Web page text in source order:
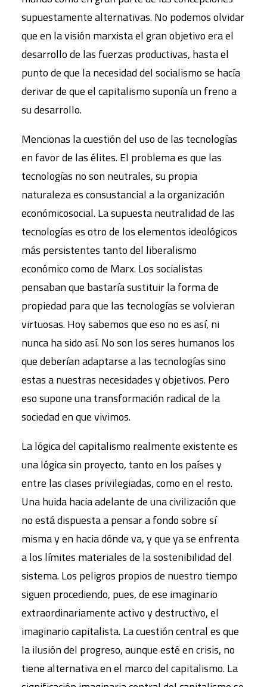
supuestamente alternativas. No podemos olvidar
que en la visión marxista el gran objetivo era el
desarrollo de las fuerzas productivas, hasta el
punto de que la necesidad del socialismo se hacía
derivar de que el capitalismo suponía un freno a
su desarrollo.
Mencionas la cuestión del uso de las tecnologías
en favor de las élites. El problema es que las
tecnologías no son neutrales, su propia
naturaleza es consustancial a la organización
económicosocial. La supuesta neutralidad de las
tecnologías es otro de los elementos ideológicos
más persistentes tanto del liberalismo
económico como de Marx. Los socialistas
pensaban que bastaría sustituir la forma de
propiedad para que las tecnologías se volvieran
virtuosas. Hoy sabemos que eso no es así, ni
nunca ha sido así. No son los seres humanos los
que deberían adaptarse a las tecnologías sino
estas a nuestras necesidades y objetivos. Pero
eso supone una transformación radical de la
sociedad en que vivimos.
La lógica del capitalismo realmente existente es
una lógica sin proyecto, tanto en los países y
entre las clases privilegiadas, como en el resto.
Una huida hacia adelante de una civilización que
no está dispuesta a pensar a fondo sobre sí
misma y en hacia dónde va, y que ya se enfrenta
a los límites materiales de la sostenibilidad del
sistema. Los peligros propios de nuestro tiempo
siguen procediendo, pues, de ese imaginario
extraordinariamente activo y destructivo, el
imaginario capitalista. La cuestión central es que
la ilusión del progreso, aunque esté en crisis, no
tiene alternativa en el marco del capitalismo. La